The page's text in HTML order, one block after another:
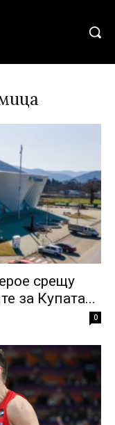
срещу
за Купата...
0